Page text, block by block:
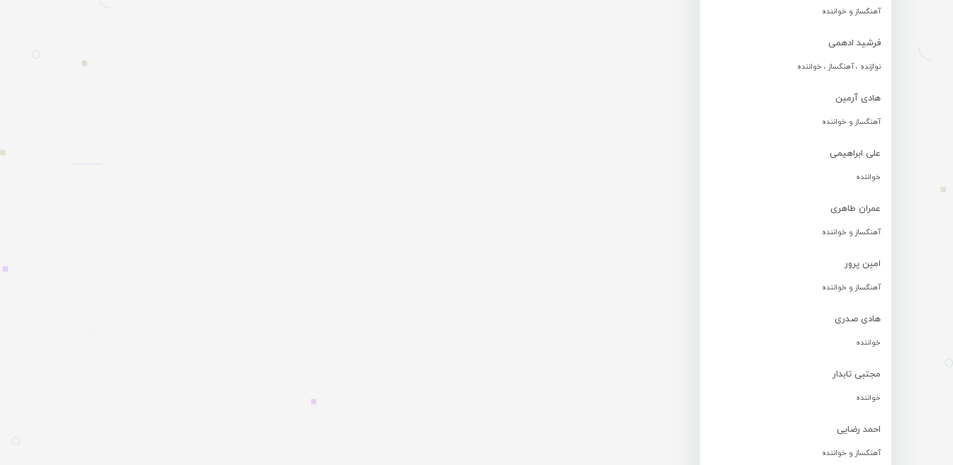
آهنگساز و خواننده
فرشید ادهمی
نوازنده ، آهنگساز ، خواننده
هادی آرمین
آهنگساز و خواننده
علی ابراهیمی
خواننده
عمران طاهری
آهنگساز و خواننده
امین پرور
آهنگساز و خواننده
هادی صدری
خواننده
مجتبی تابدار
خواننده
احمد رضایی
آهنگساز و خواننده